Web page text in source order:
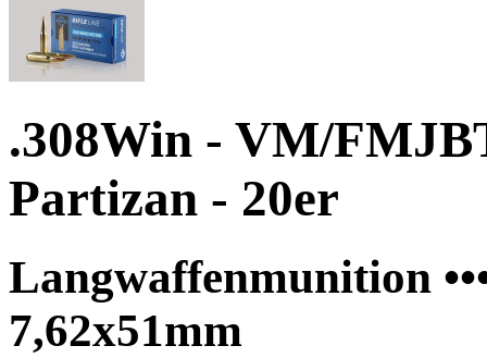
.308Win - VM/
Partizan - 20er
Langwaffenmunition
7,62x51mm